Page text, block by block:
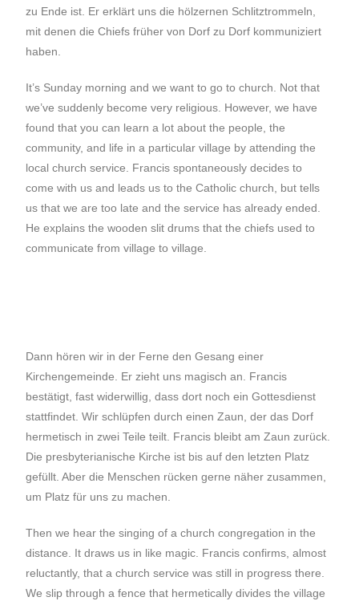
zu Ende ist. Er erklärt uns die hölzernen Schlitztrommeln,
mit denen die Chiefs früher von Dorf zu Dorf kommuniziert
haben.
It’s Sunday morning and we want to go to church. Not that
we’ve suddenly become very religious. However, we have
found that you can learn a lot about the people, the
community, and life in a particular village by attending the
local church service. Francis spontaneously decides to
come with us and leads us to the Catholic church, but tells
us that we are too late and the service has already ended.
He explains the wooden slit drums that the chiefs used to
communicate from village to village.
Dann hören wir in der Ferne den Gesang einer
Kirchengemeinde. Er zieht uns magisch an. Francis
bestätigt, fast widerwillig, dass dort noch ein Gottesdienst
stattfindet. Wir schlüpfen durch einen Zaun, der das Dorf
hermetisch in zwei Teile teilt. Francis bleibt am Zaun zurück.
Die presbyterianische Kirche ist bis auf den letzten Platz
gefüllt. Aber die Menschen rücken gerne näher zusammen,
um Platz für uns zu machen.
Then we hear the singing of a church congregation in the
distance. It draws us in like magic. Francis confirms, almost
reluctantly, that a church service was still in progress there.
We slip through a fence that hermetically divides the village